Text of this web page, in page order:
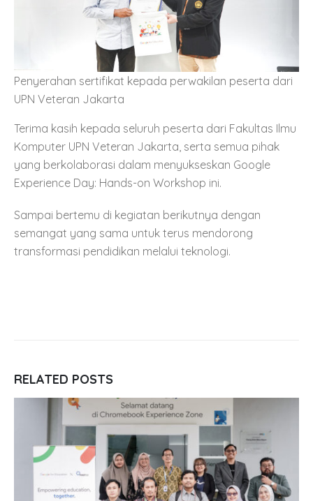
Penyerahan sertifikat kepada perwakilan peserta dari
UPN Veteran Jakarta
Terima kasih kepada seluruh peserta dari Fakultas Ilmu
Komputer UPN Veteran Jakarta, serta semua pihak
yang berkolaborasi dalam menyukseskan Google
Experience Day: Hands-on Workshop ini.
Sampai bertemu di kegiatan berikutnya dengan
semangat yang sama untuk terus mendorong
transformasi pendidikan melalui teknologi.
RELATED POSTS